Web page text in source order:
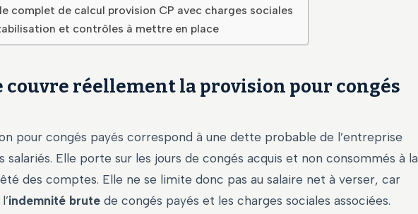
complet de calcul provision CP avec charges sociales
et contrôles à mettre en place
couvre réellement la provision pour congés
pour congés payés correspond à une dette probable de l’entreprise
salariés. Elle porte sur les jours de congés acquis et non consommés à la
des comptes. Elle ne se limite donc pas au salaire net à verser, car
indemnité brute de congés payés et les charges sociales associées.